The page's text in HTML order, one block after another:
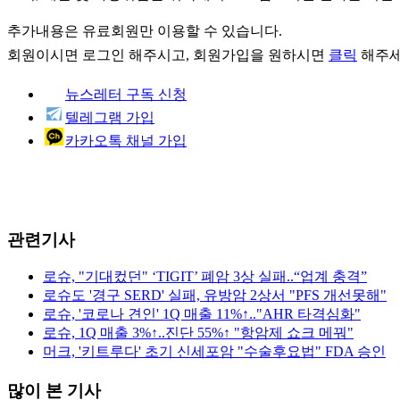
추가내용은 유료회원만 이용할 수 있습니다.
회원이시면 로그인 해주시고, 회원가입을 원하시면 클릭 해주
뉴스레터 구독 신청
텔레그램 가입
카카오톡 채널 가입
관련기사
로슈, "기대컸던" ‘TIGIT’ 폐암 3상 실패..“업계 충격”
로슈도 '경구 SERD' 실패, 유방암 2상서 "PFS 개선못해"
로슈, '코로나 견인' 1Q 매출 11%↑.."AHR 타격심화"
로슈, 1Q 매출 3%↑..진단 55%↑ "항암제 쇼크 메꿔"
머크, '키트루다' 초기 신세포암 "수술후요법" FDA 승인
많이 본 기사